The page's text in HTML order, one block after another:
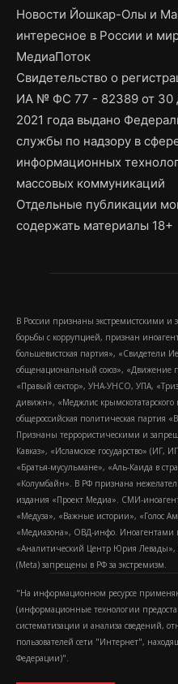
Новости Йошкар-Олы и
интересное в России и
МедиаПоток
Свидетельство о
ИА № ФС 77 - 82389 от 30
2021 года выдано
службы по надзору в
информационных
массовых коммуникаций
Отдельные публикации
содержать материалы 18+
В России признаны экстремистскими
борьбы с коррупцией, признан
большевистская партия», «Свидетели
общенациональный союз», «Движение
«Правый сектор», УНА-УНСО, УПА,
дивижн», «Меджлис крымскотатарского
общероссийская политическая партия
Признаны террористическими и
Кавказ», «Исламское государство»
«Братья-мусульмане», «Аль-Каида в
«Колумбайн». В РФ признана
издания «Проект Медиа». СМИ-
«Медуза», «Важные истории», «Голос
«Медиазона», ОВД-инфо. Иноагентами
«Аналитический Центр Юрия Левады»,
(Metа) запрещены в РФ за экстремизм.
"На информационном ресурсе
(информационные технологии
систематизации и анализа сведений,
пользователей сети "Интернет",
Федерации)".